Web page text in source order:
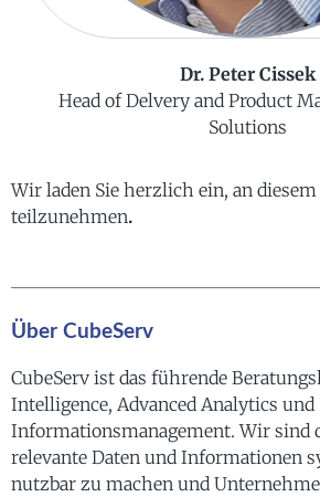
Dr. Peter Cissek
Head of Delvery and Product
Solutions
Wir laden Sie herzlich ein, an
teilzunehmen.
Über CubeServ
CubeServ ist das führende
Intelligence, Advanced Analytics und
Informationsmanagement. Wir sind
relevante Daten und Informationen
nutzbar zu machen und